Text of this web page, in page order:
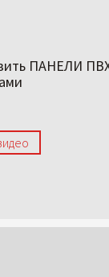
ПАНЕЛИ